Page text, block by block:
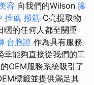
容 向我們的Wilson 腳
推薦 撥筋 C亮提取物
曬的任何人都至關重
台胞證 作為具有服務
幸能夠直接從我們的工
OEM服務系統吸引了
標籤並提供滿足其